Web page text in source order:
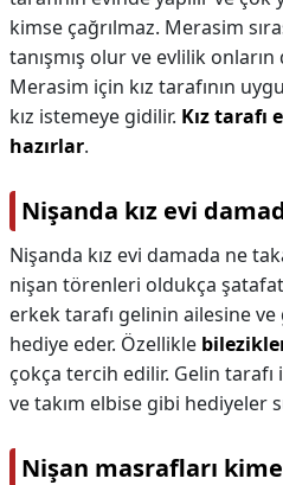
kimse çağrılmaz. Merasim
tanışmış olur ve evlilik
Merasim için kız tarafının
kız istemeye gidilir. Kız
hazırlar.
Nişanda kız evi
Nişanda kız evi damada ne
nişan törenleri oldukça
erkek tarafı gelinin ailesine ve
hediye eder. Özellikle
çokça tercih edilir. Gelin
ve takım elbise gibi hediyeler
Nişan masrafları